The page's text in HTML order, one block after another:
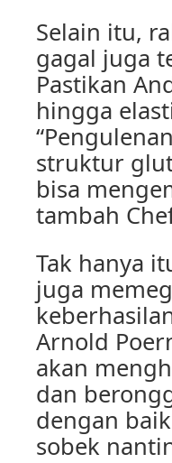
Selain itu,
gagal juga
Pastikan
hingga
struktur
bisa
tambah
Tak hanya
juga
Arnold
akan
dan
dengan
sobek